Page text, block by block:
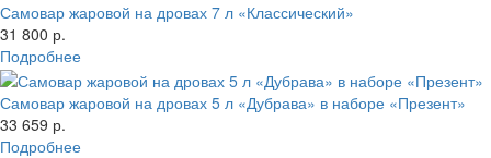
Самовар жаровой на дровах 7 л «Классический»
31 800 р.
Подробнее
Самовар жаровой на дровах 5 л «Дубрава» в наборе «Презент»
33 659 р.
Подробнее